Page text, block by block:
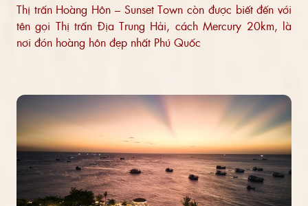
Thị trấn Hoàng Hôn – Sunset Town còn được biết đến với
tên gọi Thị trấn Địa Trung Hải, cách Mercury 20km, là
nơi đón hoàng hôn đẹp nhất Phú Quốc